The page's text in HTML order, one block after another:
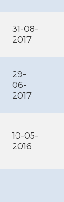
31-08-
2017
29-
06-
2017
10-05-
2016